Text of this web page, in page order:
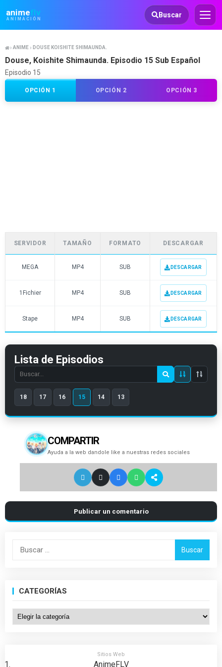
animeflv
ANIMACIÓN
Animeflv Buscar
ANIME DOUSE KOISHITE SHIMAUNDA.
Douse, Koishite Shimaunda. Episodio 15 Sub Español
Episodio 15
OPCIÓN 1 OPCIÓN 2 OPCIÓN 3
SERVIDOR TAMAÑO FORMATO DESCARGAR
MEGA MP4 SUB DESCARGAR
1Fichier MP4 SUB DESCARGAR
Stape MP4 SUB DESCARGAR
Lista de Episodios
Search
episode
number
18 17 16 15 14 13
COMPARTIR
Ayuda a la web dandole like a nuestras redes sociales
Publicar un comentario
Buscar:
CATEGORÍAS
Categorías
Sitios Web
AnimeFLV